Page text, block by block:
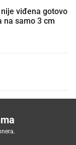
viđena gotovo
na samo 3 cm